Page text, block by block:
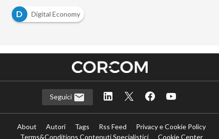
D
Digital Economy
Seguici
About Autori Tags Rss Feed
Privacy e Cookie Policy
Terms&Conditions Contenuti Specialistici
Cookie Center